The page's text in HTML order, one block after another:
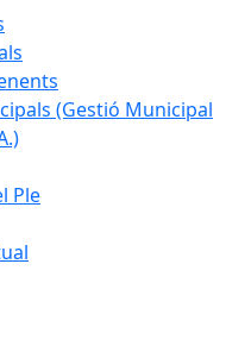
(Gestió Municipal
Ple